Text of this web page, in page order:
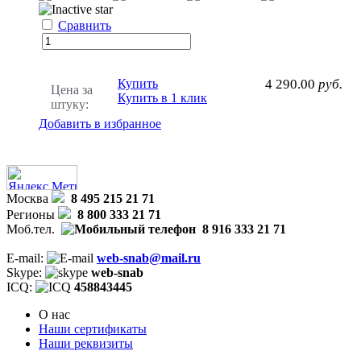
Сравнить
Цена за
штуку:
4 290.00 руб.
Купить
Купить в 1 клик
Добавить в избранное
Москва
8 495 215 21 71
Регионы
8 800 333 21 71
Моб.тел.
8 916 333 21 71
E-mail:
web-snab@mail.ru
Skype:
web-snab
ICQ:
458843445
О нас
Наши сертификаты
Наши реквизиты